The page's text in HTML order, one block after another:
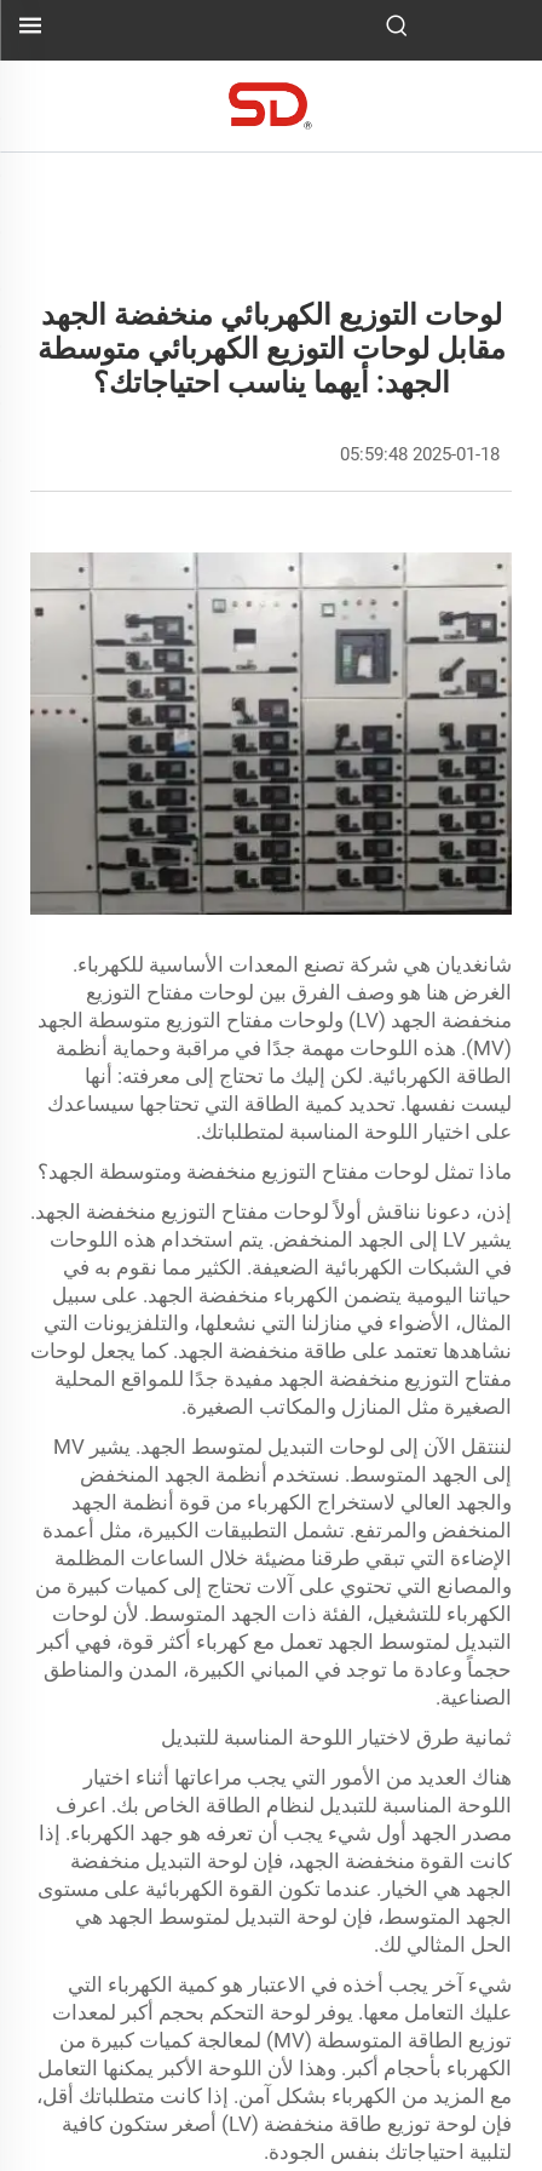
لوحات التوزيع الكهربائي منخفضة الجهد
مقابل لوحات التوزيع الكهربائي متوسطة
الجهد: أيهما يناسب احتياجاتك؟
2025-01-18 05:59:48
شانغديان هي شركة تصنع المعدات الأساسية للكهرباء.
الغرض هنا هو وصف الفرق بين لوحات مفتاح التوزيع
منخفضة الجهد (LV) ولوحات مفتاح التوزيع متوسطة الجهد
(MV). هذه اللوحات مهمة جدًا في مراقبة وحماية أنظمة
الطاقة الكهربائية. لكن إليك ما تحتاج إلى معرفته: أنها
ليست نفسها. تحديد كمية الطاقة التي تحتاجها سيساعدك
على اختيار اللوحة المناسبة لمتطلباتك.
ماذا تمثل لوحات مفتاح التوزيع منخفضة ومتوسطة الجهد؟
إذن، دعونا نناقش أولاً لوحات مفتاح التوزيع منخفضة الجهد.
يشير LV إلى الجهد المنخفض. يتم استخدام هذه اللوحات
في الشبكات الكهربائية الضعيفة. الكثير مما نقوم به في
حياتنا اليومية يتضمن الكهرباء منخفضة الجهد. على سبيل
المثال، الأضواء في منازلنا التي نشعلها، والتلفزيونات التي
نشاهدها تعتمد على طاقة منخفضة الجهد. كما يجعل لوحات
مفتاح التوزيع منخفضة الجهد مفيدة جدًا للمواقع المحلية
الصغيرة مثل المنازل والمكاتب الصغيرة.
لننتقل الآن إلى لوحات التبديل لمتوسط الجهد. يشير MV
إلى الجهد المتوسط. نستخدم أنظمة الجهد المنخفض
والجهد العالي لاستخراج الكهرباء من قوة أنظمة الجهد
المنخفض والمرتفع. تشمل التطبيقات الكبيرة، مثل أعمدة
الإضاءة التي تبقي طرقنا مضيئة خلال الساعات المظلمة
والمصانع التي تحتوي على آلات تحتاج إلى كميات كبيرة من
الكهرباء للتشغيل، الفئة ذات الجهد المتوسط. لأن لوحات
التبديل لمتوسط الجهد تعمل مع كهرباء أكثر قوة، فهي أكبر
حجماً وعادة ما توجد في المباني الكبيرة، المدن والمناطق
الصناعية.
ثمانية طرق لاختيار اللوحة المناسبة للتبديل
هناك العديد من الأمور التي يجب مراعاتها أثناء اختيار
اللوحة المناسبة للتبديل لنظام الطاقة الخاص بك. اعرف
مصدر الجهد أول شيء يجب أن تعرفه هو جهد الكهرباء. إذا
كانت القوة منخفضة الجهد، فإن لوحة التبديل منخفضة
الجهد هي الخيار. عندما تكون القوة الكهربائية على مستوى
الجهد المتوسط، فإن لوحة التبديل لمتوسط الجهد هي
الحل المثالي لك.
شيء آخر يجب أخذه في الاعتبار هو كمية الكهرباء التي
عليك التعامل معها. يوفر لوحة التحكم بحجم أكبر لمعدات
توزيع الطاقة المتوسطة (MV) لمعالجة كميات كبيرة من
الكهرباء بأحجام أكبر. وهذا لأن اللوحة الأكبر يمكنها التعامل
مع المزيد من الكهرباء بشكل آمن. إذا كانت متطلباتك أقل،
فإن لوحة توزيع طاقة منخفضة (LV) أصغر ستكون كافية
لتلبية احتياجاتك بنفس الجودة.